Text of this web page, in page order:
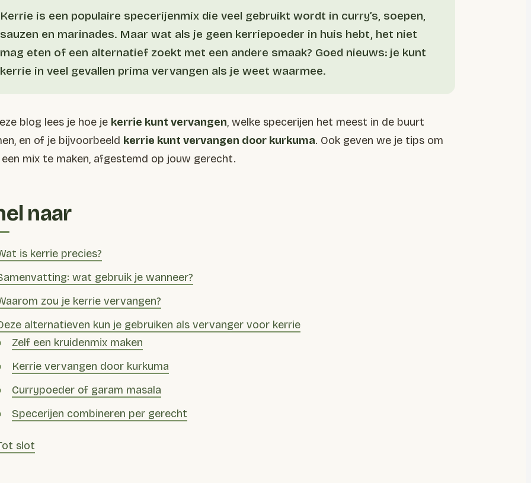
Kerrie is een populaire specerijenmix die veel gebruikt wordt in curry’s, soepen,
sauzen en marinades. Maar wat als je geen kerriepoeder in huis hebt, het niet
mag eten of een alternatief zoekt met een andere smaak? Goed nieuws: je kunt
kerrie in veel gevallen prima vervangen als je weet waarmee.
blog lees je hoe je kerrie kunt vervangen, welke specerijen het meest in de buurt
en of je bijvoorbeeld kerrie kunt vervangen door kurkuma. Ook geven we je tips om
mix te maken, afgestemd op jouw gerecht.
naar
is kerrie precies?
wat gebruik je wanneer?
zou je kerrie vervangen?
alternatieven kun je gebruiken als vervanger voor kerrie
Zelf een kruidenmix maken
Kerrie vervangen door kurkuma
Currypoeder of garam masala
Specerijen combineren per gerecht
slot